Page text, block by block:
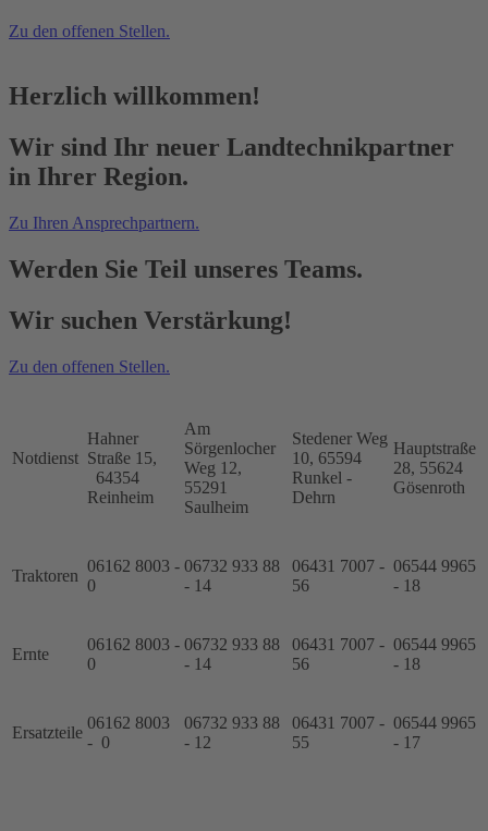
Zu den offenen Stellen.
Herzlich willkommen!
Wir sind Ihr neuer Landtechnikpartner
in Ihrer Region.
Zu Ihren Ansprechpartnern.
Werden Sie Teil unseres Teams.
Wir suchen Verstärkung!
Zu den offenen Stellen.
Notdienst
Hahner
Straße 15,
64354
Reinheim
Am
Sörgenlocher
Weg 12,
55291
Saulheim
Stedener Weg
10, 65594
Runkel -
Dehrn
Hauptstraße
28, 55624
Gösenroth
Traktoren
06162 8003 -
0
06732 933 88
- 14
06431 7007 -
56
06544 9965
- 18
Ernte
06162 8003 -
0
06732 933 88
- 14
06431 7007 -
56
06544 9965
- 18
Ersatzteile
06162 8003
- 0
06732 933 88
- 12
06431 7007 -
55
06544 9965
- 17